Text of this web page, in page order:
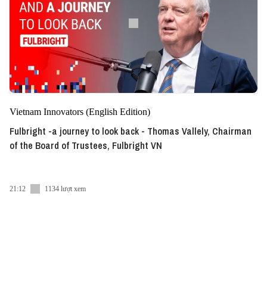
Vietnam Innovators (English Edition)
Fulbright -a journey to look back - Thomas Vallely, Chairman
of the Board of Trustees, Fulbright VN
21:12 1134 lượt xem